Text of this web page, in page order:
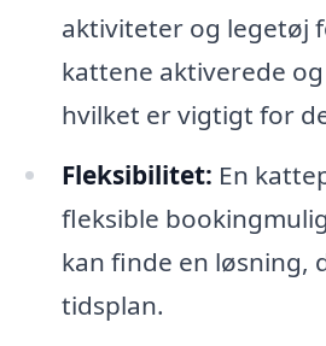
aktiviteter og legetøj
kattene aktiverede
hvilket er vigtigt for
Fleksibilitet: En
fleksible
kan finde en løsning,
tidsplan.